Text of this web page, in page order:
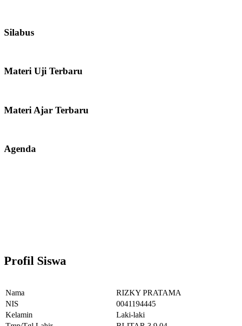
Silabus
Materi Uji Terbaru
Materi Ajar Terbaru
Agenda
Profil Siswa
Nama
RIZKY PRATAMA
NIS
0041194445
Kelamin
Laki-laki